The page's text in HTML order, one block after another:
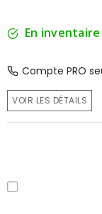
En inventaire
Compte PRO
VOIR LES DÉTAILS